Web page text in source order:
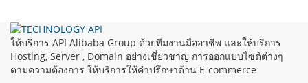
ให้บริการ API Alibaba Group ด้วยทีมงานมืออาชีพ และให้บริการ
Hosting, Server , Domain อย่างเชี่ยวชาญ การออกแบบไซต์ต่างๆ
ตามความต้องการ ให้บริการให้คำปรึกษาด้าน E-commerce